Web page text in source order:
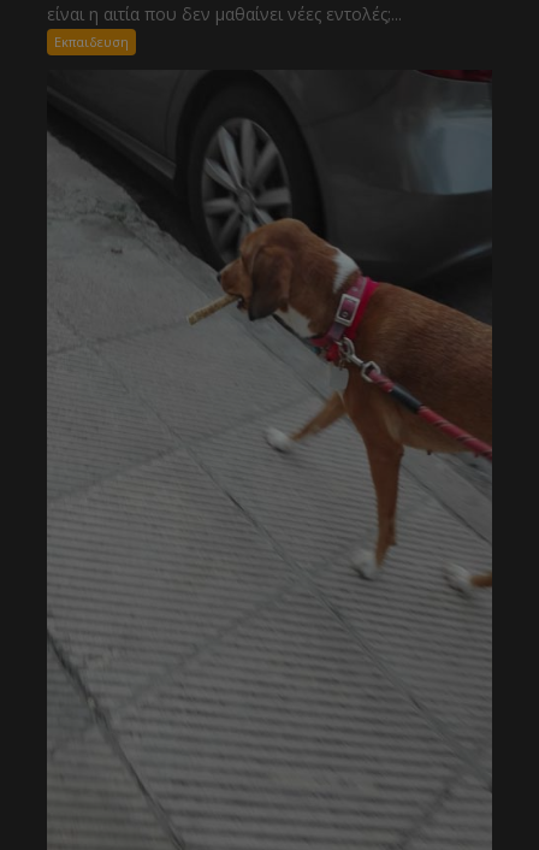
είναι η αιτία που δεν μαθαίνει νέες εντολές;...
Εκπαιδευση